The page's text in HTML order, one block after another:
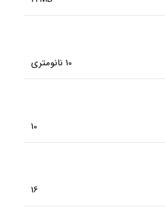
10 نانومتری
10
16